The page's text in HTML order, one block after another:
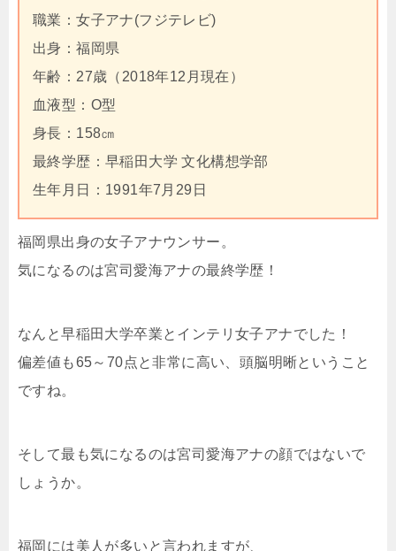
職業：女子アナ(フジテレビ)
出身：福岡県
年齢：27歳（2018年12月現在）
血液型：O型
身長：158㎝
最終学歴：早稲田大学 文化構想学部
生年月日：1991年7月29日
福岡県出身の女子アナウンサー。
気になるのは宮司愛海アナの最終学歴！
なんと早稲田大学卒業とインテリ女子アナでした！
偏差値も65～70点と非常に高い、頭脳明晰ということ
ですね。
そして最も気になるのは宮司愛海アナの顔ではないで
しょうか。
福岡には美人が多いと言われますが、